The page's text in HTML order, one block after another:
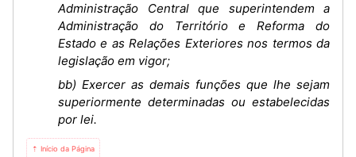
Administração Central que superintendem a
Administração do Território e Reforma do
Estado e as Relações Exteriores nos termos da
legislação em vigor;
bb) Exercer as demais funções que lhe sejam
superiormente determinadas ou estabelecidas
por lei.
⇡ Início da Página